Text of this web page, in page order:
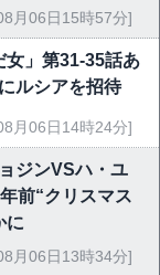
月06日15時57分]
女」第31-35話あ
ルシアを招待
月06日14時24分]
ジンVSハ・ユ
前“クリスマス
に
月06日13時34分]